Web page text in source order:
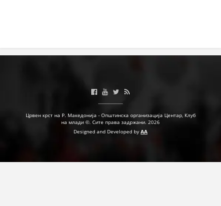
Црвен крст на Р. Македонија - Општинска организација Центар, Клуб
на млади ©. Сите права задржани. 2026
Designed and Developed by AA